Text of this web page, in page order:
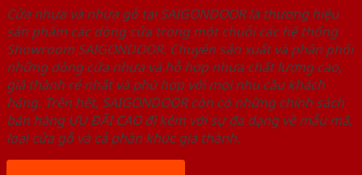
Cửa nhựa và nhựa gỗ tại SAIGONDOOR là thương hiệu
sản phẩm các dòng cửa trong một chuỗi các hệ thống
Showroom SAIGONDOOR. Chuyên sản xuất và phân phối
những dòng cửa nhựa và hỗ hợp nhựa chất lượng cao,
giá thành rẻ nhất và phù hợp với mọi nhu cầu khách
hàng. Trên hết, SAIGONDOOR còn có những chính sách
bán hàng ƯU ĐÃI CAO đi kèm với sự đa dạng về mẫu mã,
loại cửa gỗ và cả phân khúc giá thành.